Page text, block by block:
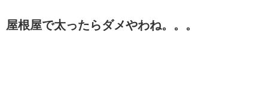
屋根屋で太ったらダメやわね。。。